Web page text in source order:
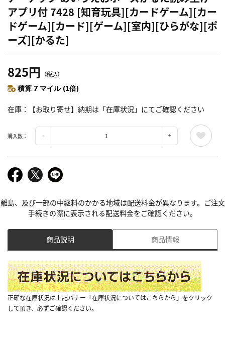
アプリ付 7428 [知育玩具][カードゲーム][カー
ドゲーム][カード][ゲーム][室内][ひらがな][ポ
ーズ][かるた]
825円 （税込）
積算 7 マイル (1倍)
在庫 【お取り寄せ】納期は「在庫状況」にてご確認ください
購入数：
離島、及び一部の中継料のかかる地域は配送料金が異なります。ご注文
手続きの際に表示される配送料金をご確認ください。
商品説明 商品情報
正確な在庫状況は上記バナー「在庫状況についてはこちらから」をクリック
して頂き、必ずご確認ください。